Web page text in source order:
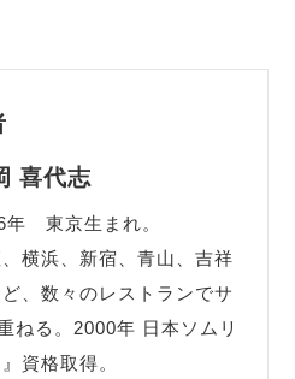
喜代志
年 東京生まれ。
横浜、新宿、青山、吉祥
、数々のレストランでサ
ねる。2000年 日本ソムリ
資格取得。